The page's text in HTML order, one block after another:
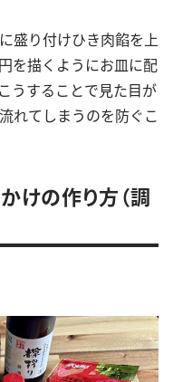
盛り付けひき肉餡を上
を描くようにお皿に配
うすることで見た目が
れてしまうのを防ぐこ
けの作り方（調